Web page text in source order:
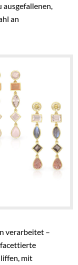
ausgefallenen,
an
verarbeitet –
mit